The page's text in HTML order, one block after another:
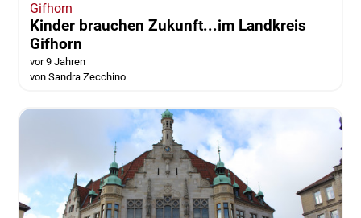
Gifhorn
Kinder brauchen Zukunft...im Landkreis
Gifhorn
vor 9 Jahren
von Sandra Zecchino